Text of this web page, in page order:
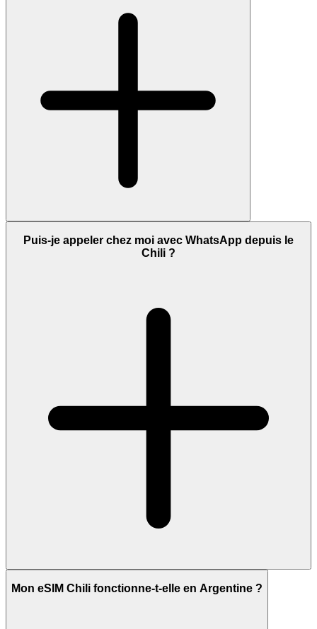
Puis-je appeler chez moi avec WhatsApp depuis le
Chili ?
Mon eSIM Chili fonctionne-t-elle en Argentine ?